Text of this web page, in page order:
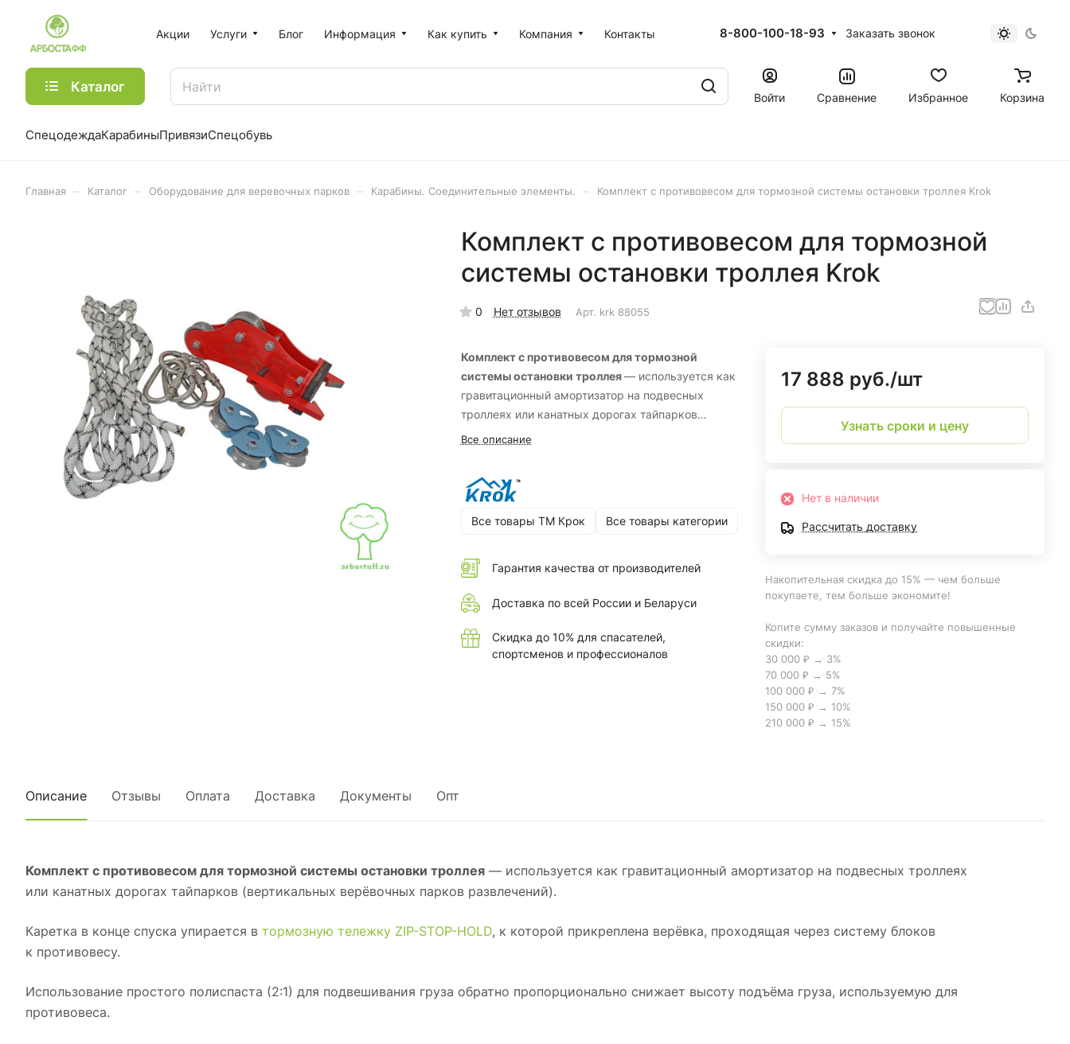
Акции Услуги Блог Информация Как купить Компания Контакты 8-800-100-18-93 Заказать звонок
Каталог
Войти Сравнение Избранное Корзина
СпецодеждаКарабиныПривязиСпецобувь
Главная Каталог Оборудование для веревочных парков Карабины. Соединительные элементы. Комплект с противовесом для тормозной системы остановки троллея Krok
Комплект с противовесом для тормозной
системы остановки троллея Krok
0 Нет отзывов Арт. krk 88055
Комплект с противовесом для тормозной
системы остановки троллея— используется как
гравитационный амортизатор на подвесных
троллеях или канатных дорогах тайпарков
(вертикальных верёвочных парков развлечений).
Все описание
Все товары ТМ Крок Все товары категории
Гарантия качества от производителей
Доставка по всей России и Беларуси
Скидка до 10% для спасателей,
спортсменов и профессионалов
17 888 руб./шт
Узнать сроки и цену
Нет в наличии
Рассчитать доставку
Накопительная скидка до 15% — чем больше
покупаете, тем больше экономите!
Копите сумму заказов и получайте повышенные
скидки:
30 000 ₽ → 3%
70 000 ₽ → 5%
100 000 ₽ → 7%
150 000 ₽ → 10%
210 000 ₽ → 15%
Описание Отзывы Оплата Доставка Документы Опт
Комплект с противовесом для тормозной системы остановки троллея — используется как гравитационный амортизатор на подвесных троллеях
или канатных дорогах тайпарков (вертикальных верёвочных парков развлечений).
Каретка в конце спуска упирается в тормозную тележку ZIP-STOP-HOLD, к которой прикреплена верёвка, проходящая через систему блоков
к противовесу.
Использование простого полиспаста (2:1) для подвешивания груза обратно пропорционально снижает высоту подъёма груза, используемую для
противовеса.